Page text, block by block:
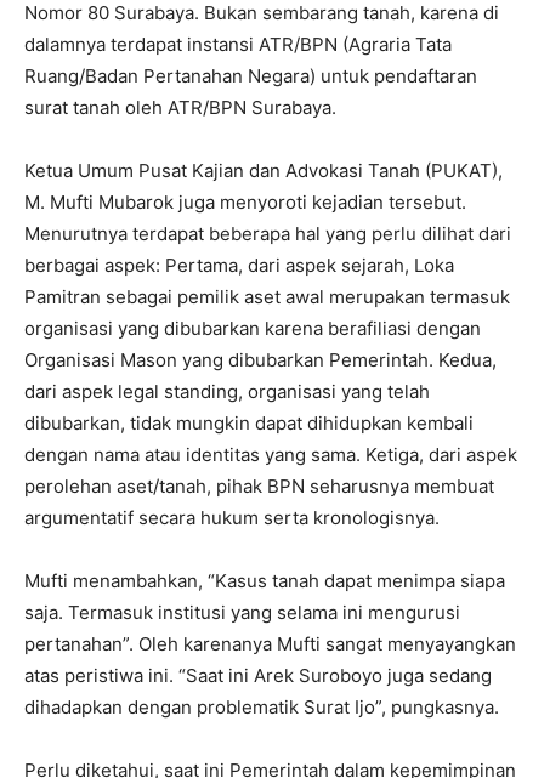
Nomor 80 Surabaya. Bukan sembarang tanah, karena di
dalamnya terdapat instansi ATR/BPN (Agraria Tata
Ruang/Badan Pertanahan Negara) untuk pendaftaran
surat tanah oleh ATR/BPN Surabaya.
Ketua Umum Pusat Kajian dan Advokasi Tanah (PUKAT),
M. Mufti Mubarok juga menyoroti kejadian tersebut.
Menurutnya terdapat beberapa hal yang perlu dilihat dari
berbagai aspek: Pertama, dari aspek sejarah, Loka
Pamitran sebagai pemilik aset awal merupakan termasuk
organisasi yang dibubarkan karena berafiliasi dengan
Organisasi Mason yang dibubarkan Pemerintah. Kedua,
dari aspek legal standing, organisasi yang telah
dibubarkan, tidak mungkin dapat dihidupkan kembali
dengan nama atau identitas yang sama. Ketiga, dari aspek
perolehan aset/tanah, pihak BPN seharusnya membuat
argumentatif secara hukum serta kronologisnya.
Mufti menambahkan, “Kasus tanah dapat menimpa siapa
saja. Termasuk institusi yang selama ini mengurusi
pertanahan”. Oleh karenanya Mufti sangat menyayangkan
atas peristiwa ini. “Saat ini Arek Suroboyo juga sedang
dihadapkan dengan problematik Surat Ijo”, pungkasnya.
Perlu diketahui, saat ini Pemerintah dalam kepemimpinan